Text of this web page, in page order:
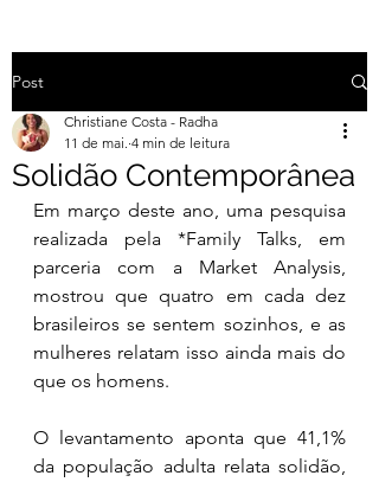
Post
Solidão Contemporânea
Christiane Costa - Radha
11 de mai. 4 min de leitura
Em março deste ano, uma pesquisa
realizada pela *Family Talks, em
parceria com a Market Analysis,
mostrou que quatro em cada dez
brasileiros se sentem sozinhos, e as
mulheres relatam isso ainda mais do
que os homens.
O levantamento aponta que 41,1%
da população adulta relata solidão,